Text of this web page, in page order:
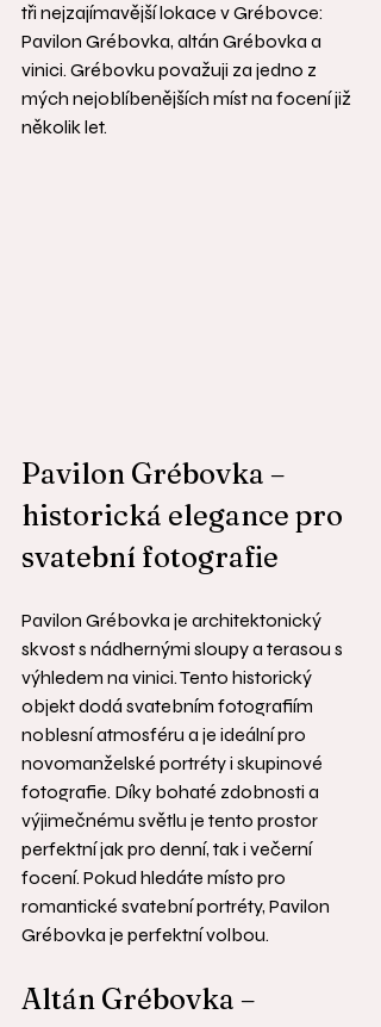
tři nejzajímavější lokace v Grébovce:
Pavilon Grébovka, altán Grébovka a
vinici. Grébovku považuji za jedno z
mých nejoblíbenějších míst na focení již
několik let.
Pavilon Grébovka –
historická elegance pro
svatební fotografie
Pavilon Grébovka je architektonický
skvost s nádhernými sloupy a terasou s
výhledem na vinici. Tento historický
objekt dodá svatebním fotografiím
noblesní atmosféru a je ideální pro
novomanželské portréty i skupinové
fotografie. Díky bohaté zdobnosti a
výjimečnému světlu je tento prostor
perfektní jak pro denní, tak i večerní
focení. Pokud hledáte místo pro
romantické svatební portréty, Pavilon
Grébovka je perfektní volbou.
Altán Grébovka –